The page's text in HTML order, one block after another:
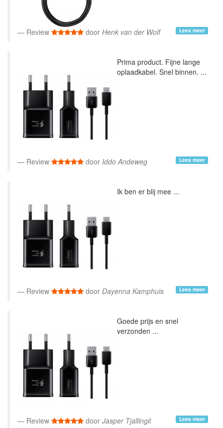
Review door Henk van der Wolf Lees meer
Prima product. Fijne lange
oplaadkabel. Snel binnen. ...
Review door Iddo Andeweg Lees meer
Ik ben er blij mee ...
Review door Dayenna Kamphuis Lees meer
Goede prijs en snel
verzonden ...
Review door Jasper Tjallingii Lees meer